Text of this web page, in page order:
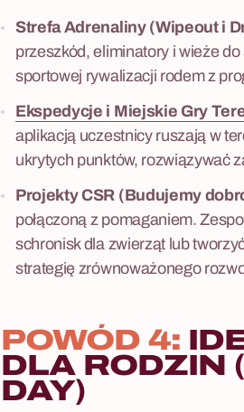
Strefa Adrenaliny (Wipeout i
przeszkód, eliminatory i wieże
sportowej rywalizacji rodem z
Ekspedycje i Miejskie Gry
aplikacją uczestnicy ruszają w
ukrytych punktów, rozwiązywać
Projekty CSR (Budujemy
połączoną z pomaganiem.
schronisk dla zwierząt lub
strategię zrównoważonego
POWÓD 4:
DLA RODZIN
DAY)